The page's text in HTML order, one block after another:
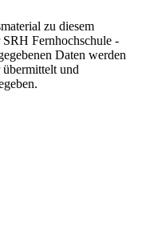
zu diesem
Fernhochschule -
Daten werden
und